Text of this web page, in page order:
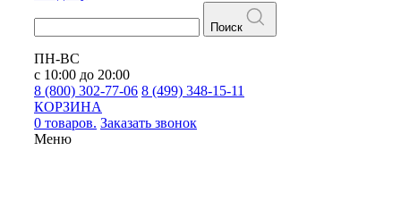
Поиск
ПН-ВС
с 10:00 до 20:00
8 (800) 302-77-06 8 (499) 348-15-11
КОРЗИНА
0 товаров. Заказать звонок
Меню